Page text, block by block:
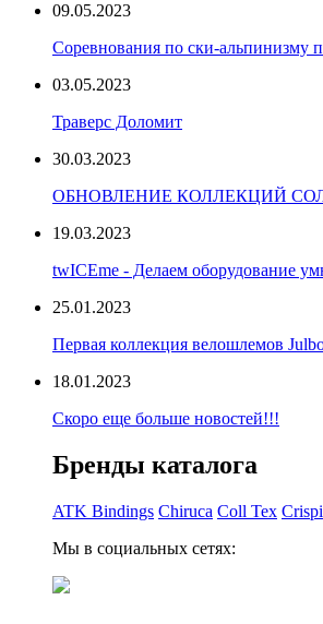
09.05.2023
Соревнования по ски-альпинизму
03.05.2023
Траверс Доломит
30.03.2023
ОБНОВЛЕНИЕ КОЛЛЕКЦИЙ
19.03.2023
twICEme - Делаем оборудование
25.01.2023
Первая коллекция велошлемов
18.01.2023
Скоро еще больше новостей!!!
Бренды каталога
ATK Bindings Chiruca Coll Tex Crispi
Мы в социальных сетях: